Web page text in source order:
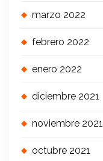
marzo 2022
febrero 2022
enero 2022
diciembre 2021
noviembre 2021
octubre 2021